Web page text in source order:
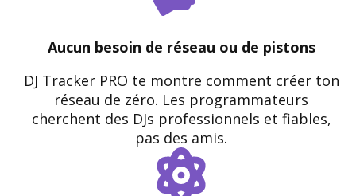
Aucun besoin de réseau ou de pistons
DJ Tracker PRO te montre comment créer ton
réseau de zéro. Les programmateurs
cherchent des DJs professionnels et fiables,
pas des amis.